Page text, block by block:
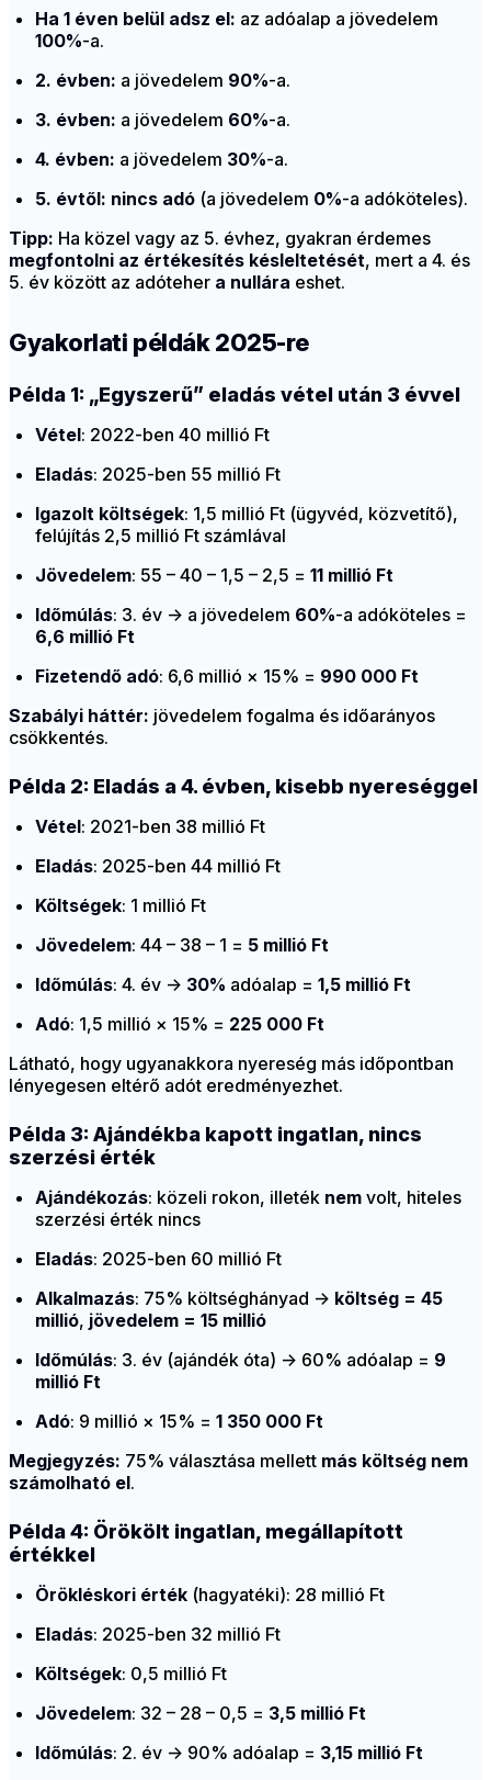
Ha 1 éven belül adsz el: az adóalap a jövedelem
100%-a.
2. évben: a jövedelem 90%-a.
3. évben: a jövedelem 60%-a.
4. évben: a jövedelem 30%-a.
5. évtől: nincs adó (a jövedelem 0%-a adóköteles).
Tipp: Ha közel vagy az 5. évhez, gyakran érdemes
megfontolni az értékesítés késleltetését, mert a 4. és
5. év között az adóteher a nullára eshet.
Gyakorlati példák 2025-re
Példa 1: „Egyszerű” eladás vétel után 3 évvel
Vétel: 2022-ben 40 millió Ft
Eladás: 2025-ben 55 millió Ft
Igazolt költségek: 1,5 millió Ft (ügyvéd, közvetítő),
felújítás 2,5 millió Ft számlával
Jövedelem: 55 – 40 – 1,5 – 2,5 = 11 millió Ft
Időmúlás: 3. év → a jövedelem 60%-a adóköteles =
6,6 millió Ft
Fizetendő adó: 6,6 millió × 15% = 990 000 Ft
Szabályi háttér: jövedelem fogalma és időarányos
csökkentés.
Példa 2: Eladás a 4. évben, kisebb nyereséggel
Vétel: 2021-ben 38 millió Ft
Eladás: 2025-ben 44 millió Ft
Költségek: 1 millió Ft
Jövedelem: 44 – 38 – 1 = 5 millió Ft
Időmúlás: 4. év → 30% adóalap = 1,5 millió Ft
Adó: 1,5 millió × 15% = 225 000 Ft
Látható, hogy ugyanakkora nyereség más időpontban
lényegesen eltérő adót eredményezhet.
Példa 3: Ajándékba kapott ingatlan, nincs
szerzési érték
Ajándékozás: közeli rokon, illeték nem volt, hiteles
szerzési érték nincs
Eladás: 2025-ben 60 millió Ft
Alkalmazás: 75% költséghányad → költség = 45
millió, jövedelem = 15 millió
Időmúlás: 3. év (ajándék óta) → 60% adóalap = 9
millió Ft
Adó: 9 millió × 15% = 1 350 000 Ft
Megjegyzés: 75% választása mellett más költség nem
számolható el.
Példa 4: Örökölt ingatlan, megállapított
értékkel
Örökléskori érték (hagyatéki): 28 millió Ft
Eladás: 2025-ben 32 millió Ft
Költségek: 0,5 millió Ft
Jövedelem: 32 – 28 – 0,5 = 3,5 millió Ft
Időmúlás: 2. év → 90% adóalap = 3,15 millió Ft